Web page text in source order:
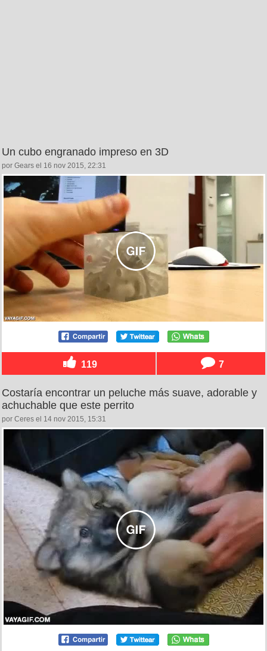
Un cubo engranado impreso en 3D
por Gears el 16 nov 2015, 22:31
119 7
Costaría encontrar un peluche más suave, adorable y
achuchable que este perrito
por Ceres el 14 nov 2015, 15:31